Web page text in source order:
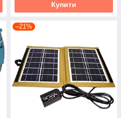
Купити
–21%